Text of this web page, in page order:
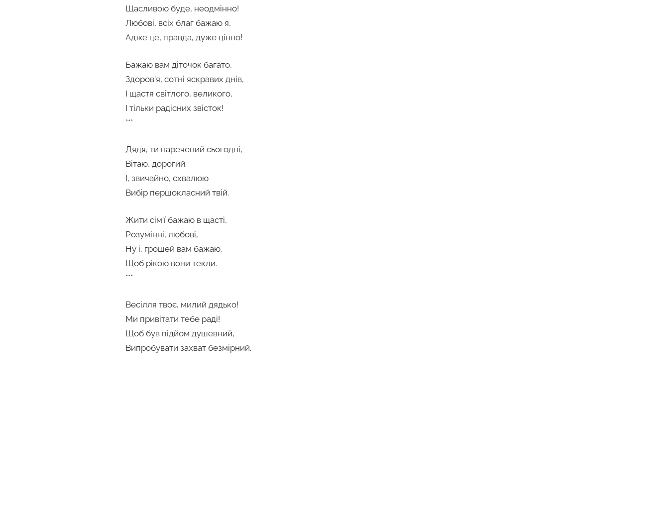
Щасливою буде, неодмінно!
Любові, всіх благ бажаю я,
Адже це, правда, дуже цінно!
Бажаю вам діточок багато,
Здоров’я, сотні яскравих днів,
І щастя світлого, великого,
І тільки радісних звісток!
***
Дядя, ти наречений сьогодні,
Вітаю, дорогий.
І, звичайно, схвалюю
Вибір першокласний твій.
Жити сім’ї бажаю в щасті,
Розумінні, любові,
Ну і, грошей вам бажаю,
Щоб рікою вони текли.
***
Весілля твоє, милий дядько!
Ми привітати тебе раді!
Щоб був підйом душевний,
Випробувати захват безмірний.